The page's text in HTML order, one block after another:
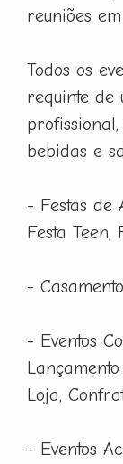
reuniões
Todos os
requinte de
bebidas e
- Festas de
Festa Teen,
-
- Eventos
Loja,
- Eventos